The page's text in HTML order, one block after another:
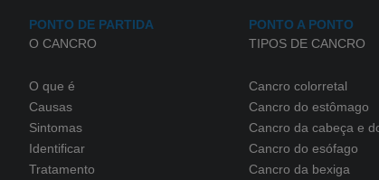
PONTO DE PARTIDA
O CANCRO
O que é
Causas
Sintomas
Identificar
Tratamento
PONTO A PONTO
TIPOS DE CANCRO
Cancro colorretal
Cancro do estômago
Cancro da cabeça e
Cancro do esófago
Cancro da bexiga